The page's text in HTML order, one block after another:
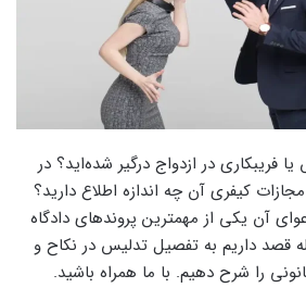
فریبکاری در ازدواج درگیر شده‌اید؟ در
کیفری آن چه اندازه اطلاع دارید؟
آن یکی از مهمترین پروندهای دادگاه
قصد داریم به تفصیل تدلیس در نکاح و
را شرح دهیم. با ما همراه باشید.